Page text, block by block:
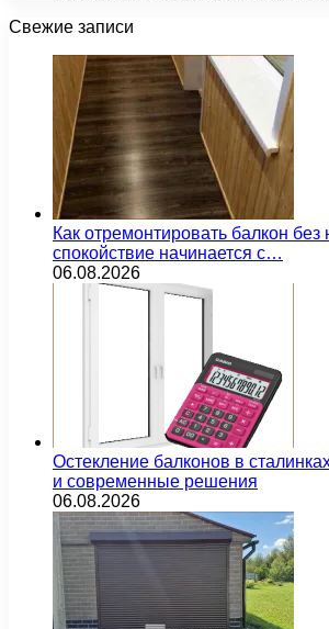
Свежие записи
Как отремонтировать балкон
спокойствие начинается с…
06.08.2026
Остекление балконов в
и современные решения
06.08.2026